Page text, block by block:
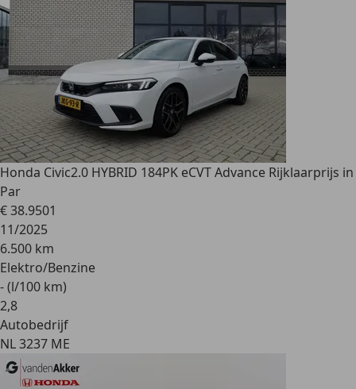
Honda Civic2.0 HYBRID 184PK eCVT Advance Rijklaarprijs in
Par
€ 38.9501
11/2025
6.500 km
Elektro/Benzine
- (l/100 km)
2,8
Autobedrijf
NL 3237 ME